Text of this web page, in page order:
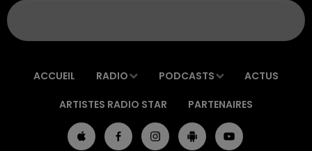
ACCUEIL RADIO PODCASTS ACTUS
ARTISTES RADIO STAR PARTENAIRES